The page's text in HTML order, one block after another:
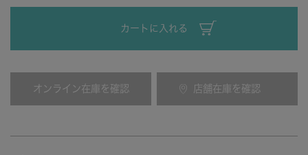
カートに入れる
オンライン在庫を確認 店舗在庫を確認